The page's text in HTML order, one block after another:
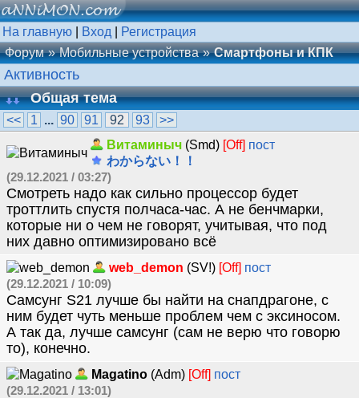
На главную Вход
Регистрация
Форум
Мобильные устройства Смартфоны и КПК
Активность
Общая тема
<< 1 ... 90 91 92 93
>>
Витаминыч (Smd) [Off] пост
わからない！！
(29.12.2021 / 03:27)
Смотреть надо как сильно процессор будет
троттлить спустя полчаса-час. А не бенчмарки,
которые ни о чем не говорят, учитывая, что под
них давно оптимизировано всё
web_demon (SV!) [Off] пост
(29.12.2021 / 10:09)
Самсунг S21 лучше бы найти на снапдрагоне, с
ним будет чуть меньше проблем чем с эксиносом.
А так да, лучше самсунг (сам не верю что говорю
то), конечно.
Magatino (Adm) [Off] пост
(29.12.2021 / 13:01)